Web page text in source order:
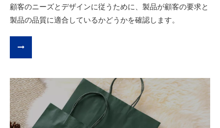
顧客のニーズとデザインに従うために、製品が顧客の要求と
製品の品質に適合しているかどうかを確認します。